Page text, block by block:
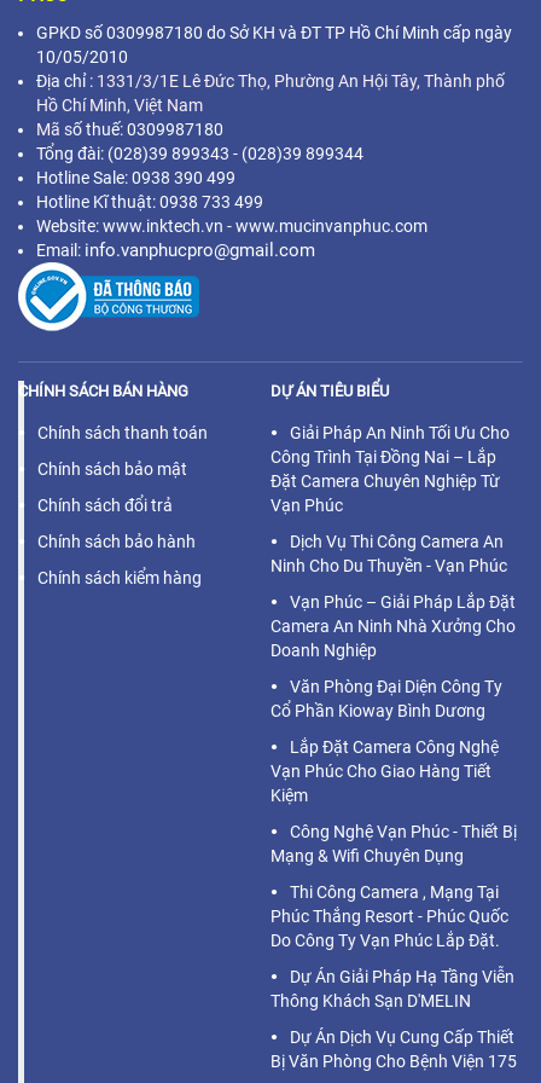
GPKD số 0309987180 do Sở KH và ĐT TP Hồ Chí Minh cấp ngày
10/05/2010
Địa chỉ : 1331/3/1E Lê Đức Thọ, Phường An Hội Tây, Thành phố
Hồ Chí Minh, Việt Nam
Mã số thuế: 0309987180
Tổng đài: (028)39 899343 - (028)39 899344
Hotline Sale: 0938 390 499
Hotline Kĩ thuật: 0938 733 499
Website: www.inktech.vn - www.mucinvanphuc.com
Email: info.vanphucpro@gmail.com
CHÍNH SÁCH BÁN HÀNG
Chính sách thanh toán
Chính sách bảo mật
Chính sách đổi trả
Chính sách bảo hành
Chính sách kiểm hàng
DỰ ÁN TIÊU BIỂU
Giải Pháp An Ninh Tối Ưu Cho
Công Trình Tại Đồng Nai – Lắp
Đặt Camera Chuyên Nghiệp Từ
Vạn Phúc
Dịch Vụ Thi Công Camera An
Ninh Cho Du Thuyền - Vạn Phúc
Vạn Phúc – Giải Pháp Lắp Đặt
Camera An Ninh Nhà Xưởng Cho
Doanh Nghiệp
Văn Phòng Đại Diện Công Ty
Cổ Phần Kioway Bình Dương
Lắp Đặt Camera Công Nghệ
Vạn Phúc Cho Giao Hàng Tiết
Kiệm
Công Nghệ Vạn Phúc - Thiết Bị
Mạng & Wifi Chuyên Dụng
Thi Công Camera , Mạng Tại
Phúc Thắng Resort - Phúc Quốc
Do Công Ty Vạn Phúc Lắp Đặt.
Dự Án Giải Pháp Hạ Tầng Viễn
Thông Khách Sạn D'MELIN
Dự Án Dịch Vụ Cung Cấp Thiết
Bị Văn Phòng Cho Bệnh Viện 175